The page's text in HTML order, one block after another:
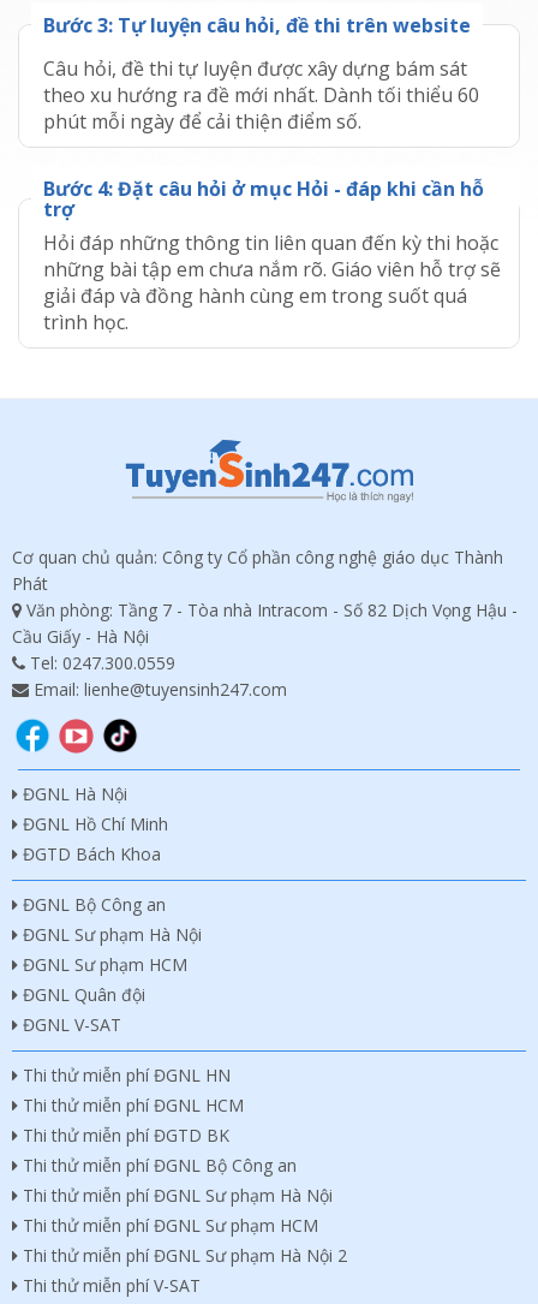
Bước3: Tự luyện câu hỏi, đề thi trên website
Câu hỏi, đề thi tự luyện được xây dựng bám sát
theo xu hướng ra đề mới nhất. Dành tối thiểu 60
phút mỗi ngày để cải thiện điểm số.
Bước 4:Đặt câu hỏi ở mục Hỏi - đáp khi cần hỗ
trợ
Hỏi đáp những thông tin liên quan đến kỳ thi hoặc
những bài tập em chưa nắm rõ. Giáo viên hỗ trợ sẽ
giải đáp và đồng hành cùng em trong suốt quá
trình học.
Cơ quan chủ quản: Công ty Cổ phần công nghệ giáo dục Thành
Phát
Văn phòng: Tầng 7 - Tòa nhà Intracom - Số 82 Dịch Vọng Hậu -
Cầu Giấy - Hà Nội
Tel: 0247.300.0559
Email: lienhe@tuyensinh247.com
ĐGNL Hà Nội
ĐGNL Hồ Chí Minh
ĐGTD Bách Khoa
ĐGNL Bộ Công an
ĐGNL Sư phạm Hà Nội
ĐGNL Sư phạm HCM
ĐGNL Quân đội
ĐGNL V-SAT
Thi thử miễn phí ĐGNL HN
Thi thử miễn phí ĐGNL HCM
Thi thử miễn phí ĐGTD BK
Thi thử miễn phí ĐGNL Bộ Công an
Thi thử miễn phí ĐGNL Sư phạm Hà Nội
Thi thử miễn phí ĐGNL Sư phạm HCM
Thi thử miễn phí ĐGNL Sư phạm Hà Nội 2
Thi thử miễn phí V-SAT